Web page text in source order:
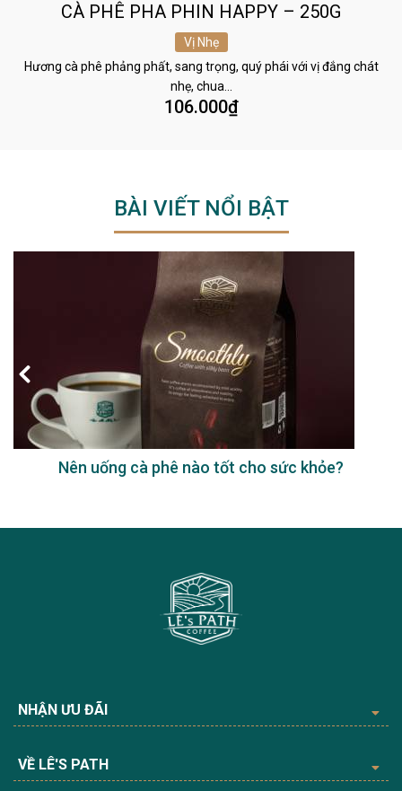
CÀ PHÊ PHA PHIN HAPPY – 250G
Vị Nhẹ
Hương cà phê phảng phất, sang trọng, quý phái với vị đắng chát
nhẹ, chua…
106.000₫
BÀI VIẾT NỔI BẬT
Nên uống cà phê nào tốt cho sức khỏe?
NHẬN ƯU ĐÃI
VỀ LÊ'S PATH